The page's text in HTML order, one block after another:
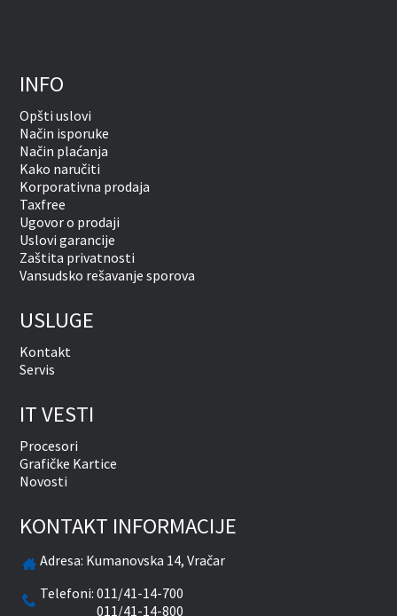
INFO
Opšti uslovi
Način isporuke
Način plaćanja
Kako naručiti
Korporativna prodaja
Taxfree
Ugovor o prodaji
Uslovi garancije
Zaštita privatnosti
Vansudsko rešavanje sporova
USLUGE
Kontakt
Servis
IT VESTI
Procesori
Grafičke Kartice
Novosti
KONTAKT INFORMACIJE
Adresa: Kumanovska 14, Vračar
Telefoni:011/41-14-700
011/41-14-800